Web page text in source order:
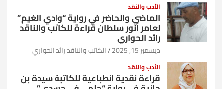
الأدب والنقد
الماضي والحاضر في رواية “وادي الغيم”
لعامر أنور سلطان قراءة للكاتب والناقد
رائد الحواري
ديسمبر 15, 2025 الكاتب والناقد رائد الحواري
الأدب والنقد
قراءة نقدية انطباعية للكاتبة سيدة بن